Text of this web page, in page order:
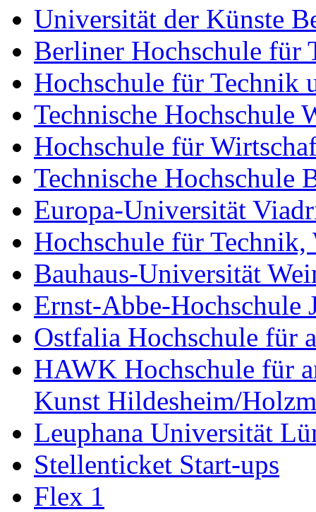
Universität der Künste
Berliner Hochschule für
Hochschule für Technik
Technische Hochschule
Hochschule für
Technische Hochschule
Europa-Universität
Hochschule für
Bauhaus-Universität
Ernst-Abbe-Hochschule
Ostfalia Hochschule für
HAWK Hochschule für
Kunst Hildesheim/
Leuphana Universität
Stellenticket Start-ups
Flex 1